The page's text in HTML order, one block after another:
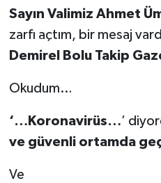
Sayın Valimiz Ahmet
zarfı açtım, bir mesaj
Demirel Bolu Takip
Okudum…
‘…Koronavirüs…’
ve güvenli ortamda
Ve